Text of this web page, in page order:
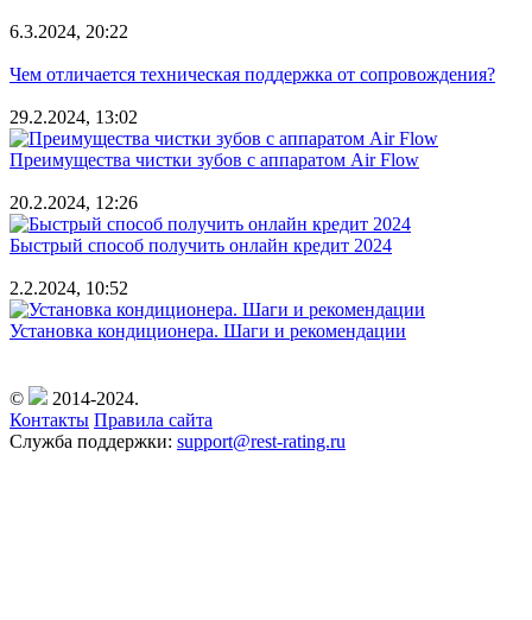
6.3.2024, 20:22
Чем отличается техническая поддержка от сопровождения?
29.2.2024, 13:02
Преимущества чистки зубов с аппаратом Air Flow
20.2.2024, 12:26
Быстрый способ получить онлайн кредит 2024
2.2.2024, 10:52
Установка кондиционера. Шаги и рекомендации
©
2014-2024.
Контакты Правила сайта
Служба поддержки: support@rest-rating.ru